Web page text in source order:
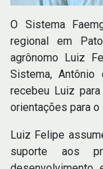
O Sistema
regional em
agrônomo Luiz
Sistema, Antônio
recebeu Luiz
orientações para
Luiz Felipe
suporte aos